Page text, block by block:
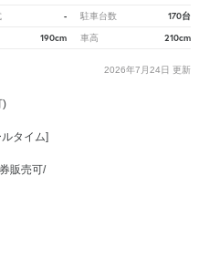
- 駐車台数 170台
190cm 車高 210cm
2026年7月24日 更新
)
タイム]
販売可/